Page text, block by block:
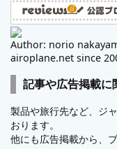
Author: norio
airoplane.net since
記事や広告掲載に
製品や旅行先など、ジ
おります。
他にも広告掲載から、